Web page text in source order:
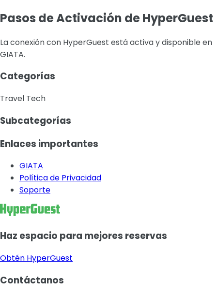
Pasos de Activación de HyperGuest
La conexión con HyperGuest está activa y disponible en
GIATA.
Categorías
Travel Tech
Subcategorías
Enlaces importantes
GIATA
Política de Privacidad
Soporte
Haz espacio para mejores reservas
Obtén HyperGuest
Contáctanos